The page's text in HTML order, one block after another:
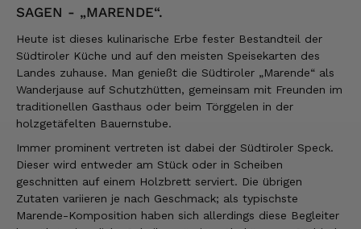
SAGEN - „MARENDE“.
Heute ist dieses kulinarische Erbe fester Bestandteil der
Südtiroler Küche und auf den meisten Speisekarten des
Landes zuhause. Man genießt die Südtiroler „Marende“ als
Wanderjause auf Schutzhütten, gemeinsam mit Freunden im
traditionellen Gasthaus oder beim Törggelen in der
holzgetäfelten Bauernstube.
Immer prominent vertreten ist dabei der Südtiroler Speck.
Dieser wird entweder am Stück oder in Scheiben
geschnitten auf einem Holzbrett serviert. Die übrigen
Zutaten variieren je nach Geschmack; als typischste
Marende-Komposition haben sich allerdings diese Begleiter